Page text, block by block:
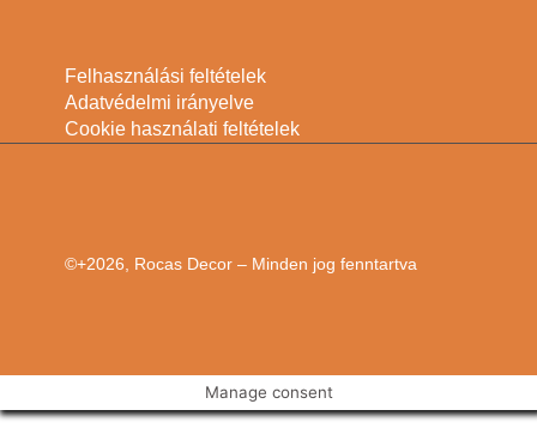
Felhasználási feltételek
Adatvédelmi irányelve
Cookie használati feltételek
©+2026, Rocas Decor – Minden jog fenntartva
Manage consent